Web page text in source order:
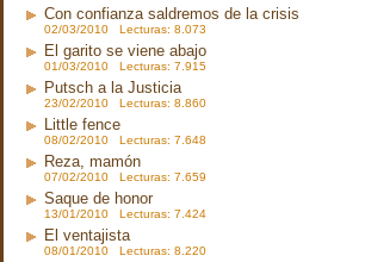
Con confianza saldremos de la crisis
02/03/2010 Lecturas: 8.073
El garito se viene abajo
01/03/2010 Lecturas: 7.915
Putsch a la Justicia
23/02/2010 Lecturas: 8.860
Little fence
08/02/2010 Lecturas: 7.648
Reza, mamón
07/02/2010 Lecturas: 7.659
Saque de honor
13/01/2010 Lecturas: 7.424
El ventajista
08/01/2010 Lecturas: 8.220